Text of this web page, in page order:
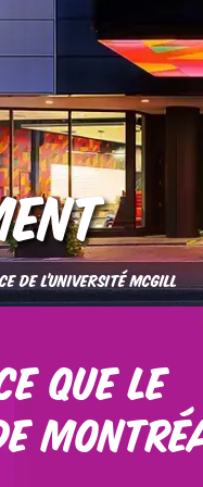
DE L’UNIVERSITÉ MCGILL
que le